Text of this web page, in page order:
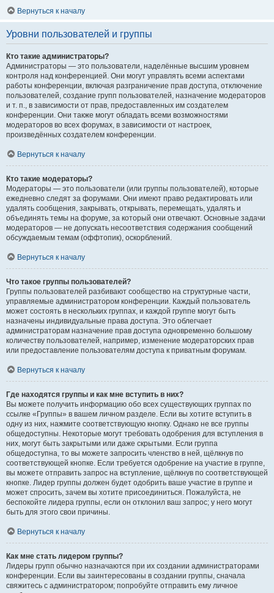
Вернуться к началу
Уровни пользователей и группы
Кто такие администраторы?
Администраторы — это пользователи, наделённые высшим уровнем
контроля над конференцией. Они могут управлять всеми аспектами
работы конференции, включая разграничение прав доступа, отключение
пользователей, создание групп пользователей, назначение модераторов
и т. п., в зависимости от прав, предоставленных им создателем
конференции. Они также могут обладать всеми возможностями
модераторов во всех форумах, в зависимости от настроек,
произведённых создателем конференции.
Вернуться к началу
Кто такие модераторы?
Модераторы — это пользователи (или группы пользователей), которые
ежедневно следят за форумами. Они имеют право редактировать или
удалять сообщения, закрывать, открывать, перемещать, удалять и
объединять темы на форуме, за который они отвечают. Основные задачи
модераторов — не допускать несоответствия содержания сообщений
обсуждаемым темам (оффтопик), оскорблений.
Вернуться к началу
Что такое группы пользователей?
Группы пользователей разбивают сообщество на структурные части,
управляемые администратором конференции. Каждый пользователь
может состоять в нескольких группах, и каждой группе могут быть
назначены индивидуальные права доступа. Это облегчает
администраторам назначение прав доступа одновременно большому
количеству пользователей, например, изменение модераторских прав
или предоставление пользователям доступа к приватным форумам.
Вернуться к началу
Где находятся группы и как мне вступить в них?
Вы можете получить информацию обо всех существующих группах по
ссылке «Группы» в вашем личном разделе. Если вы хотите вступить в
одну из них, нажмите соответствующую кнопку. Однако не все группы
общедоступны. Некоторые могут требовать одобрения для вступления в
них, могут быть закрытыми или даже скрытыми. Если группа
общедоступна, то вы можете запросить членство в ней, щёлкнув по
соответствующей кнопке. Если требуется одобрение на участие в группе,
вы можете отправить запрос на вступление, щёлкнув по соответствующей
кнопке. Лидер группы должен будет одобрить ваше участие в группе и
может спросить, зачем вы хотите присоединиться. Пожалуйста, не
беспокойте лидера группы, если он отклонил ваш запрос; у него могут
быть для этого свои причины.
Вернуться к началу
Как мне стать лидером группы?
Лидеры групп обычно назначаются при их создании администраторами
конференции. Если вы заинтересованы в создании группы, сначала
свяжитесь с администратором; попробуйте отправить ему личное